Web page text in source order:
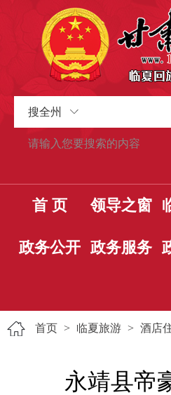
搜全州
首 页 领导之窗
政务公开 政务服务
首页 > 临夏旅游 > 酒店
永靖县帝